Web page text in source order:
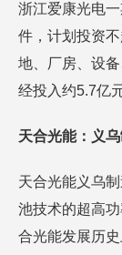
浙江爱康光电
件，计划投资
地、厂房、设
经投入约5.7亿
天合光能：义
天合光能义乌
池技术的超高
合光能发展历